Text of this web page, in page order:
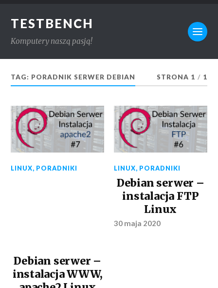
TESTBENCH
Komputery naszą pasją!
TAG: PORADNIK SERWER DEBIAN STRONA 1 / 1
LINUX, PORADNIKI
Debian serwer –
instalacja WWW,
LINUX, PORADNIKI
Debian serwer –
instalacja FTP
Linux
30 maja 2020